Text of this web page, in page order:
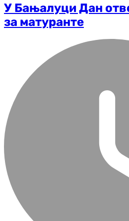
У Бањалуци Дан
за матуранте